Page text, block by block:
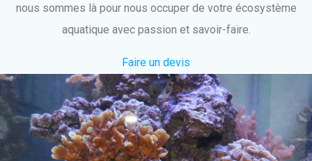
nous sommes là pour nous occuper de votre écosystème
aquatique avec passion et savoir-faire.
Faire un devis